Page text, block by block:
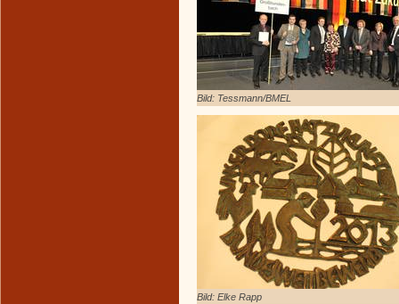
Bild: Tessmann/BMEL
Bild: Elke Rapp